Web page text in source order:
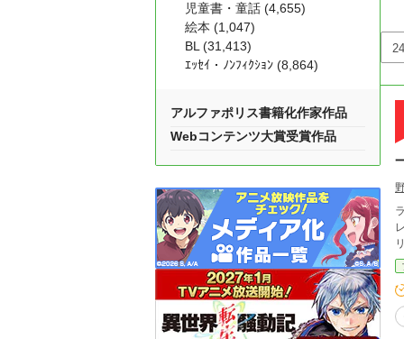
ラ
児童書・童話 (4,655)
絵本 (1,047)
BL (31,413)
ｴｯｾｲ・ﾉﾝﾌｨｸｼｮﾝ (8,864)
アルファポリス書籍化作家作品
Webコンテンツ大賞受賞作品